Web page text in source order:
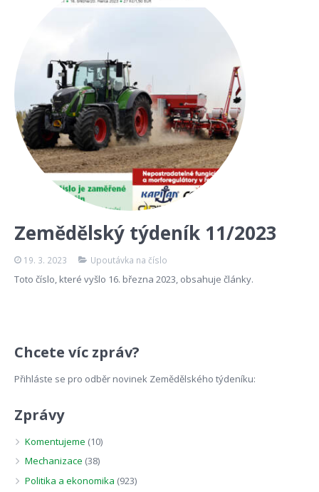
Zemědělský týdeník 11/2023
19. 3. 2023 Upoutávka na číslo
Toto číslo, které vyšlo 16. března 2023, obsahuje články.
Chcete víc zpráv?
Přihláste se pro odběr novinek Zemědělského týdeníku:
Zprávy
Komentujeme (10)
Mechanizace (38)
Politika a ekonomika (923)